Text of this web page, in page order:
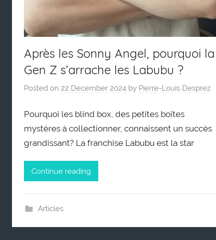
Après les Sonny Angel, pourquoi la
Gen Z s’arrache les Labubu ?
Posted on 22 December 2024 by Pierre-Louis Desprez
Pourquoi les blind box, des petites boîtes
mystères à collectionner, connaissent un succès
grandissant? La franchise Labubu est la star
Continue reading
Articles